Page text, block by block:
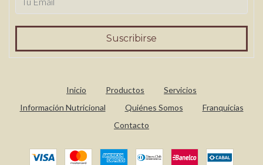
Inicio Productos
Servicios
Información Nutricional
Quiénes Somos
Franquicias
Contacto